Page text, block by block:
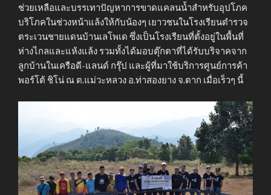
ช่วยเหลือและบรรเทาปัญหาการขาดแคลนน้ำสำหรับอุปโภค
บริโภคในช่วงหน้าแล้งให้กับน้องๆ เยาวชนในโรงเรียนตำรวจ
ตระเวนชายแดนบ้านเลโพเด ซึ่งเป็นโรงเรียนที่ตั้งอยู่ในพื้นที่
ห่างไกลและแห้งแล้ง รวมทั้งได้มอบตุ๊กตาที่ได้รับบริจาคจาก
ลูกบ้านในเครือดี-แลนด์ กรุ๊ป และผู้ที่มาใช้บริการศูนย์การค้า
พอร์โต้ ชิโน่ ณ ต.แม่วะหลวง อ.ท่าสองยาง จ.ตาก เมื่อเร็วๆ นี้